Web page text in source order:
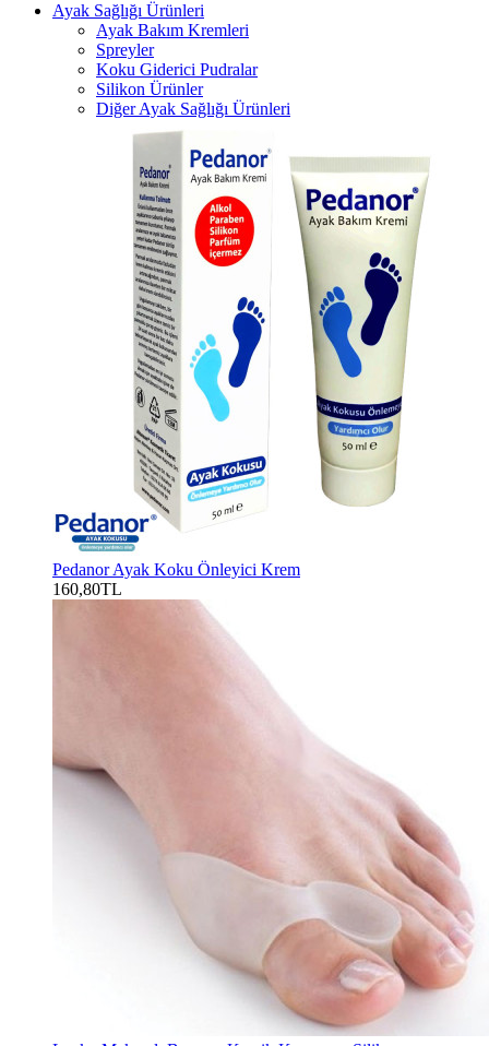
Ayak Sağlığı Ürünleri
Ayak Bakım Kremleri
Spreyler
Koku Giderici Pudralar
Silikon Ürünler
Diğer Ayak Sağlığı Ürünleri
Pedanor Ayak Koku Önleyici Krem
160,80TL